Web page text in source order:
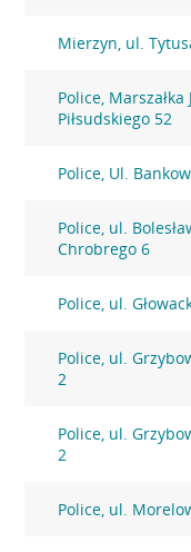
Mierzyn, ul.
Police, Marszałka
Piłsudskiego 52
Police, Ul.
Police, ul.
Chrobrego 6
Police, ul.
Police, ul.
2
Police, ul.
2
Police, ul.